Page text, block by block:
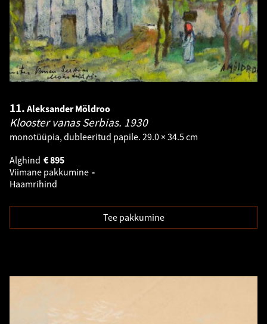
11. Aleksander Möldroo
Klooster vanas Serbias. 1930
monotüüpia, dubleeritud papile. 29.0 × 34.5 cm
Alghind
895
€
Viimane pakkumine -
Haamrihind
Tee pakkumine